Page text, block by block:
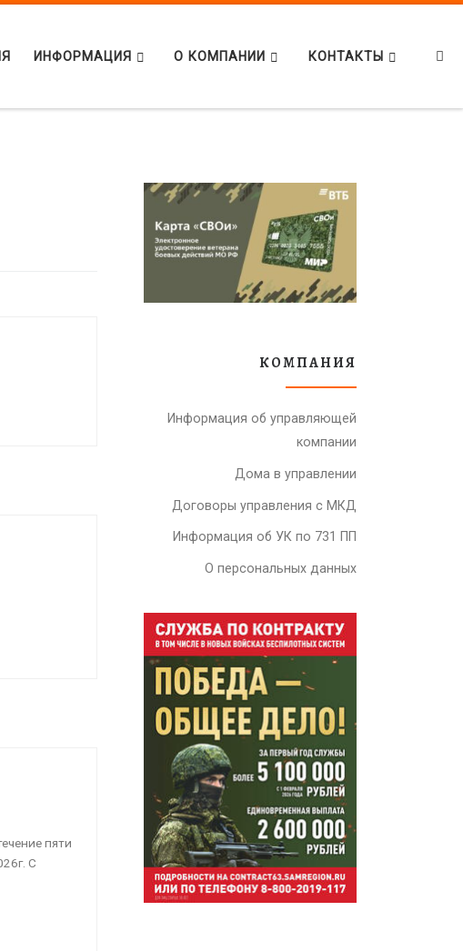
ИНФОРМАЦИЯ О КОМПАНИИ КОНТАКТЫ
пяти
С
КОМПАНИЯ
Информация об управляющей
компании
Дома в управлении
Договоры управления с МКД
Информация об УК по 731 ПП
О персональных данных